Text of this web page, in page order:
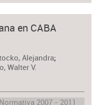
en CABA
Alejandra;
Walter V.